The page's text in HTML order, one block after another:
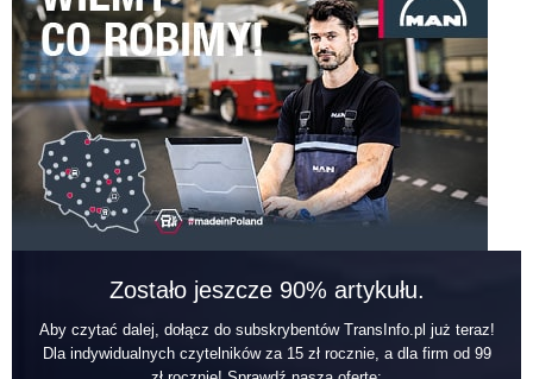
Zostało jeszcze 90% artykułu.
Aby czytać dalej, dołącz do subskrybentów TransInfo.pl już teraz!
Dla indywidualnych czytelników za 15 zł rocznie, a dla firm od 99